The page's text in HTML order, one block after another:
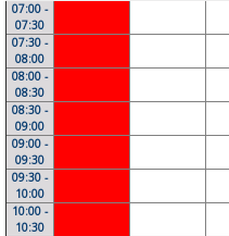
07:00 -
07:30
07:30 -
08:00
08:00 -
08:30
08:30 -
09:00
09:00 -
09:30
09:30 -
10:00
10:00 -
10:30